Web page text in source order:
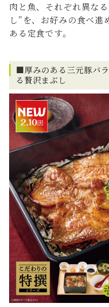
肉と魚、それぞれ異な
し”を、お好みの食べ
ある定食です。
■厚みのある三元豚バ
る贅沢まぶし